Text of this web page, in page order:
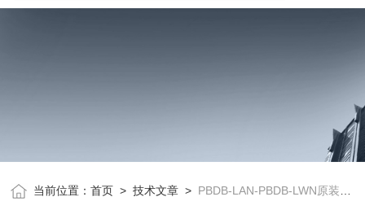
当前位置：首页 >技术文章 > PBDB-LAN-PBDB-LWN原装美国SUN螺纹减压阀